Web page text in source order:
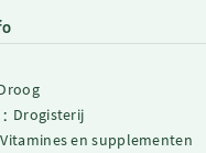
Drogisterij
Vitamines en supplementen